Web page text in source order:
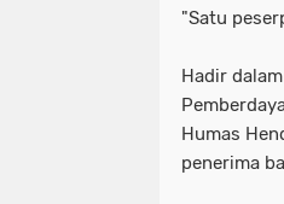
"Satu
Hadir
Humas
penerima